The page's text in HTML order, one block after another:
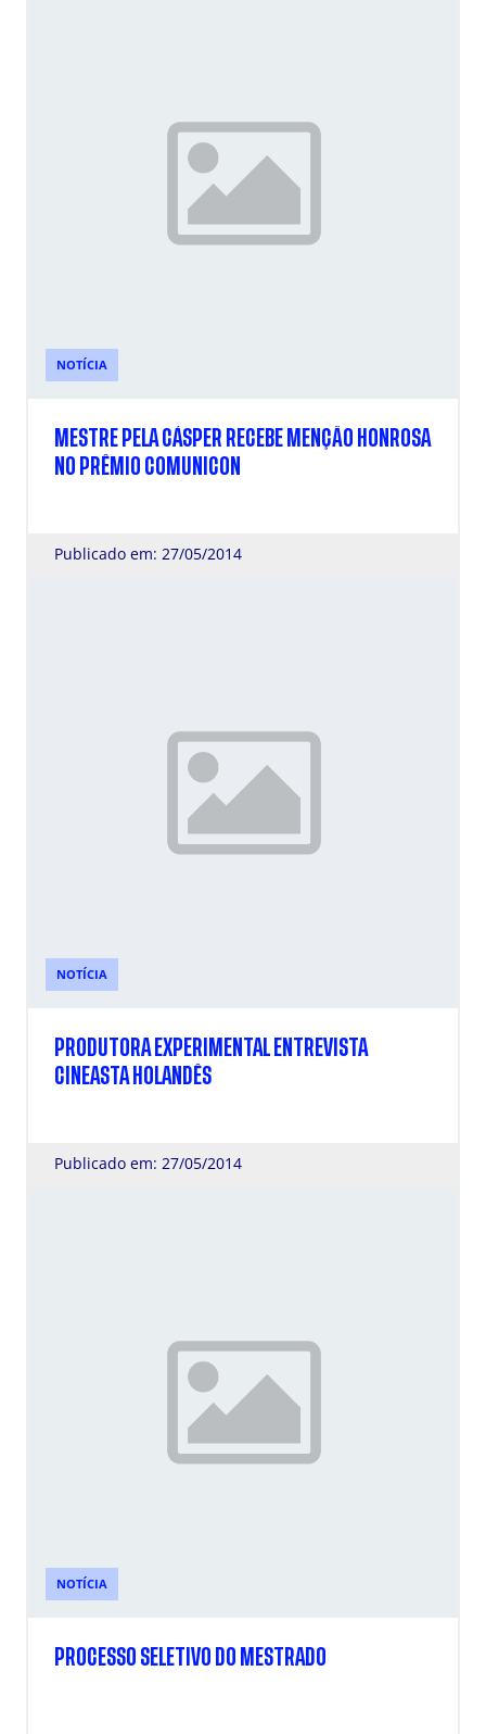
NOTÍCIA
MESTRE PELA CÁSPER RECEBE MENÇÃO HONROSA
NO PRÊMIO COMUNICON
Publicado em: 27/05/2014
NOTÍCIA
PRODUTORA EXPERIMENTAL ENTREVISTA
CINEASTA HOLANDÊS
Publicado em: 27/05/2014
NOTÍCIA
PROCESSO SELETIVO DO MESTRADO